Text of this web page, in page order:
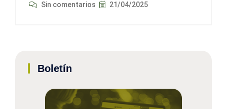
Sin comentarios 21/04/2025
Boletín